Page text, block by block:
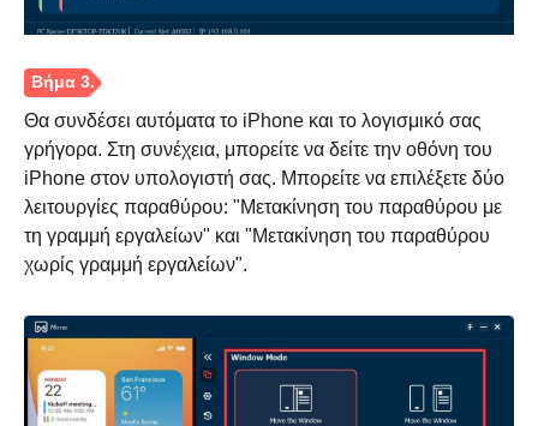
Βήμα 1.
Θα συνδέσει αυτόματα το iPhone και το λογισμικό σας
γρήγορα. Στη συνέχεια, μπορείτε να δείτε την οθόνη του
iPhone στον υπολογιστή σας. Μπορείτε να επιλέξετε δύο
λειτουργίες παραθύρου: "Μετακίνηση του παραθύρου με
τη γραμμή εργαλείων" και "Μετακίνηση του παραθύρου
χωρίς γραμμή εργαλείων".